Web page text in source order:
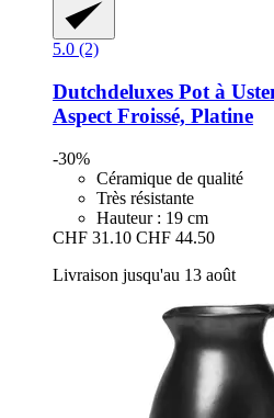
5.0 (2)
Dutchdeluxes Pot à
Aspect Froissé, Platine
-30%
Céramique de qualité
Très résistante
Hauteur : 19 cm
CHF 31.10 CHF 44.50
Livraison jusqu'au 13 août